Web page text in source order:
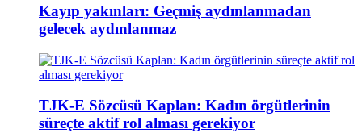
Kayıp yakınları: Geçmiş aydınlanmadan
gelecek aydınlanmaz
TJK-E Sözcüsü Kaplan: Kadın örgütlerinin
süreçte aktif rol alması gerekiyor